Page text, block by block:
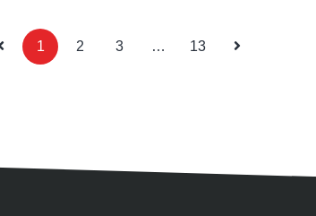
1 2 3 … 13